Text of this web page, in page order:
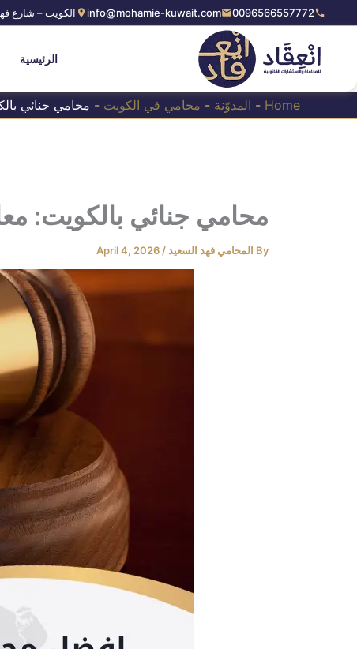
to
content
0096566557772
info@mohamie-kuwait.com الكويت – شارع
الرئيسية
Home
- المدوّنة - محامي في الكويت - محامي جنائي
محامي جنائي بالكويت:
By المحامي فهد السعيد/
April 4, 2026